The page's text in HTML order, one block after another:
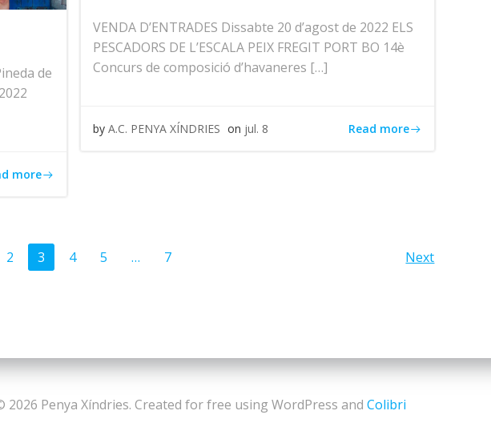
VENDA D’ENTRADES Dissabte 20 d’agost de 2022 ELS
PESCADORS DE L’ESCALA PEIX FREGIT PORT BO 14è
Concurs de composició d’havaneres […]
by A.C. PENYA XÍNDRIES on jul. 8 Read more
de
more
Page
2 Page
3 Page
4 Page
5 … Page
7 Next
2026 Penya Xíndries. Created for free using WordPress and Colibri